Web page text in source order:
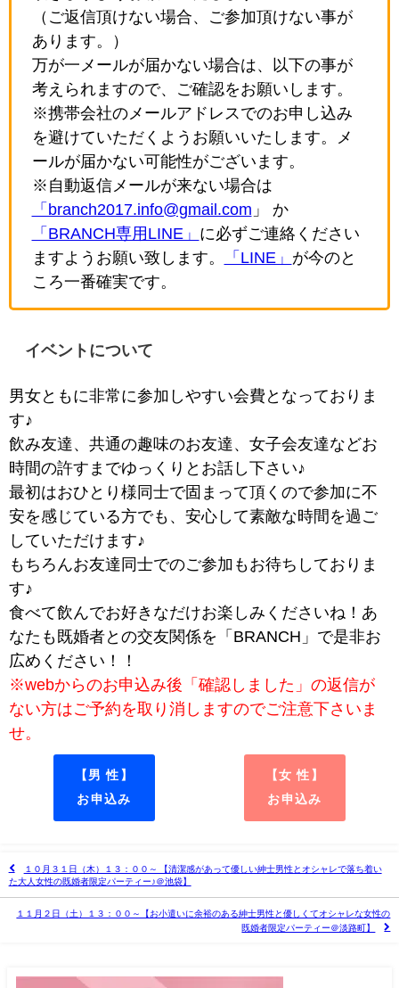
（ご返信頂けない場合、ご参加頂けない事が
あります。）
万が一メールが届かない場合は、以下の事が
考えられますので、ご確認をお願いします。
※携帯会社のメールアドレスでのお申し込み
を避けていただくようお願いいたします。メ
ールが届かない可能性がございます。
※自動返信メールが来ない場合は
「branch2017.info@gmail.com 」 か
「BRANCH専用LINE」 に必ずご連絡ください
ますようお願い致します。
「LINE」 が今のと
ころ一番確実です。
イベントについて
男女ともに非常に参加しやすい会費となっておりま
す♪
飲み友達、共通の趣味のお友達、女子会友達などお
時間の許すまでゆっくりとお話し下さい♪
最初はおひとり様同士で固まって頂くので参加に不
安を感じている方でも、安心して素敵な時間を過ご
していただけます♪
もちろんお友達同士でのご参加もお待ちしておりま
す♪
食べて飲んでお好きなだけお楽しみくださいね！あ
なたも既婚者との交友関係を「BRANCH」で是非お
広めください！！
※webからのお申込み後「確認しました」の返信が
ない方はご予約を取り消しますのでご注意下さいま
せ。
【男 性】
お申込み
【女 性】
お申込み
１０月３１日（木）１３：００～ 【清潔感があって優しい紳士男性とオシャレで落ち着い
た大人女性の既婚者限定パーティー♪＠池袋】
１１月２日（土）１３：００～【お小遣いに余裕のある紳士男性と優しくてオシャレな女性の
既婚者限定パーティー＠淡路町】